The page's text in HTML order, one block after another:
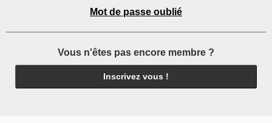
Mot de passe oublié
Vous n'êtes pas encore membre ?
Inscrivez vous !